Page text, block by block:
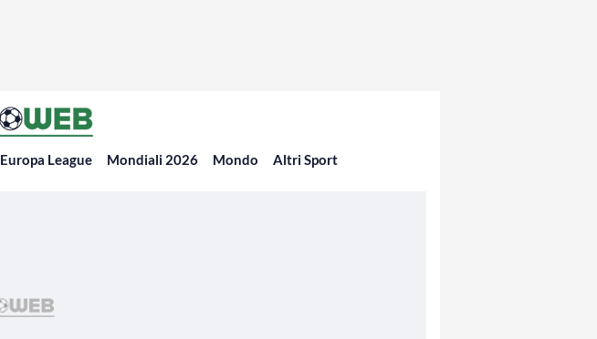
Europa League Mondiali 2026 Mondo Altri Sport